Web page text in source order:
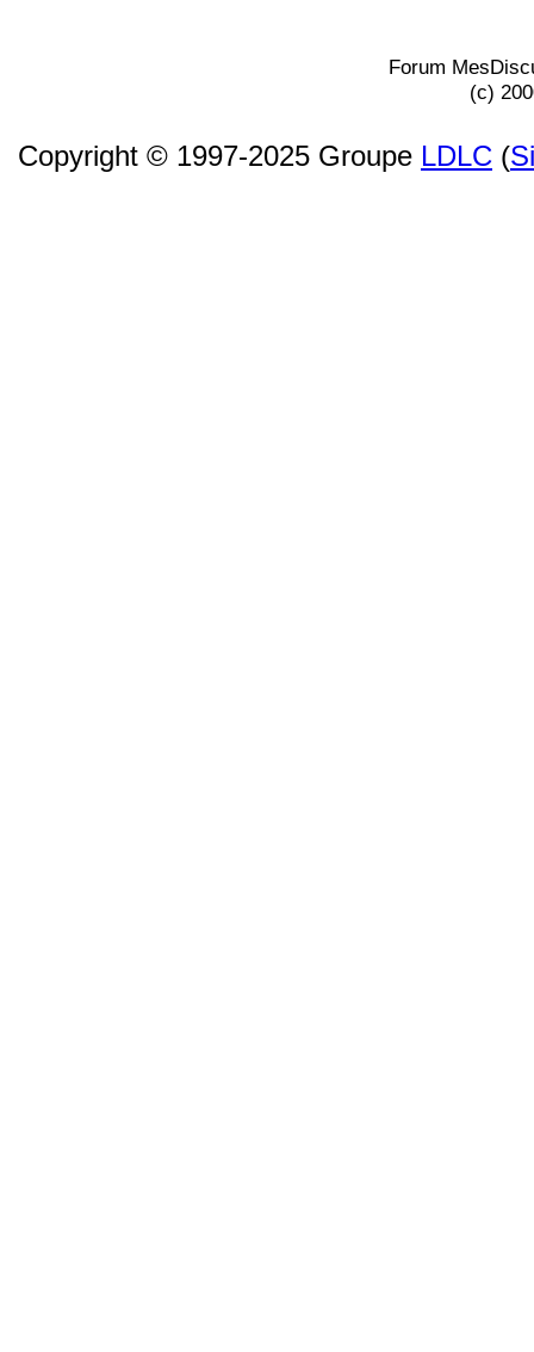
Forum
(c)
Copyright © 1997-2025 Groupe LDLC (